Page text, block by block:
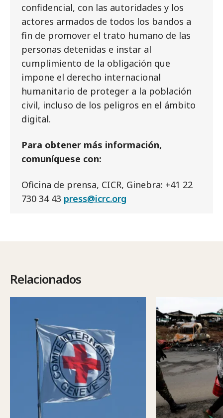
confidencial, con las autoridades y los
actores armados de todos los bandos a
fin de promover el trato humano de las
personas detenidas e instar al
cumplimiento de la obligación que
impone el derecho internacional
humanitario de proteger a la población
civil, incluso de los peligros en el ámbito
digital.
Para obtener más información,
comuníquese con:
Oficina de prensa, CICR, Ginebra: +41 22
730 34 43 press@icrc.org
Relacionados